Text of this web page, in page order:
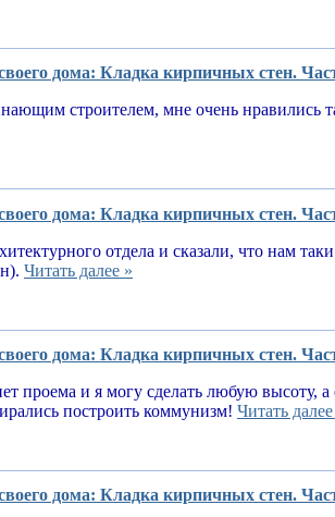
дома: Кладка кирпичных стен.
строителем, мне очень нравились
дома: Кладка кирпичных стен.
отдела и сказали, что нам
Читать далее »
дома: Кладка кирпичных стен.
проема и я могу сделать любую высоту,
построить коммунизм! Читать
дома: Кладка кирпичных стен.